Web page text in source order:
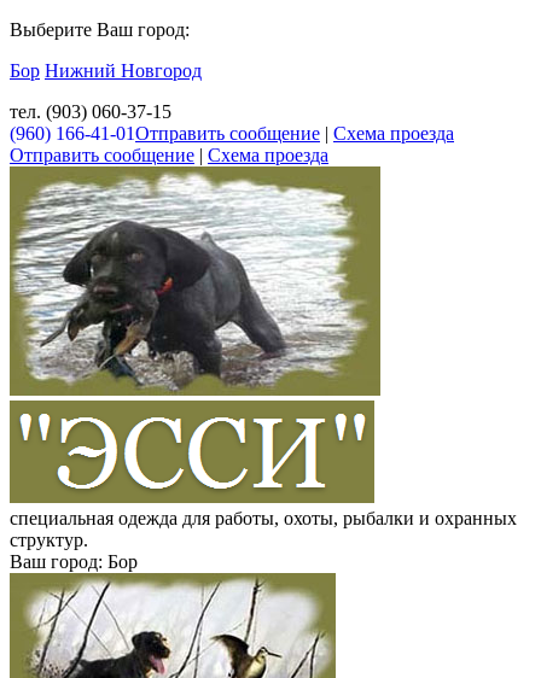
Выберите Ваш город:
Бор Нижний Новгород
тел. (903) 060-37-15
(960) 166-41-01Отправить сообщение | Схема проезда
Отправить сообщение | Схема проезда
специальная одежда для работы, охоты, рыбалки и охранных
структур.
Ваш город: Бор